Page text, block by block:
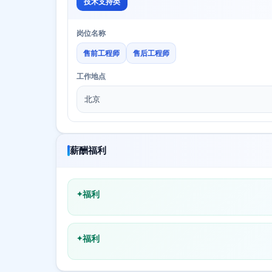
岗位名称
售前工程师 售后工程师
工作地点
北京
薪酬福利
福利
福利